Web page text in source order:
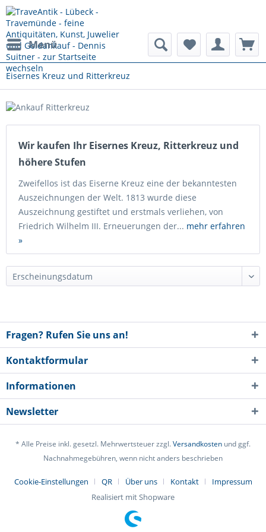
Menü
Eisernes Kreuz und Ritterkreuz
Wir kaufen Ihr Eisernes Kreuz, Ritterkreuz und
höhere Stufen
Zweifellos ist das Eiserne Kreuz eine der bekanntesten
Auszeichnungen der Welt. 1813 wurde diese
Auszeichnung gestiftet und erstmals verliehen, von
Friedrich Wilhelm III. Erneuerungen der... mehr erfahren
»
Fragen? Rufen Sie uns an!
Kontaktformular
Informationen
Newsletter
* Alle Preise inkl. gesetzl. Mehrwertsteuer zzgl.Versandkosten und ggf.
Nachnahmegebühren, wenn nicht anders beschrieben
Cookie-Einstellungen QR Über uns Kontakt
Impressum
Realisiert mit Shopware